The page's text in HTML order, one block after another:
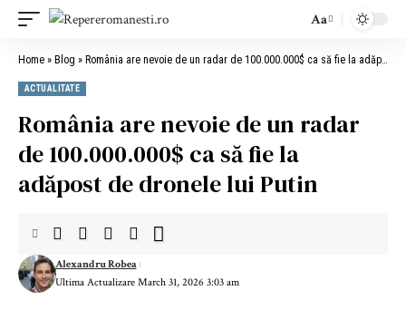
Aa
Home » Blog » România are nevoie de un radar de 100.000.000$ ca să fie la adăpost de dronele lui Putin
ACTUALITATE
România are nevoie de un radar
de 100.000.000$ ca să fie la
adăpost de dronele lui Putin
Ultima Actualizare March 31, 2026 3:03 am
Alexandru Robea